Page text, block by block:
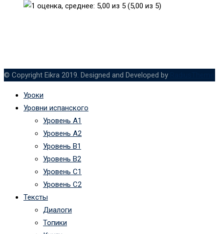
(5,00 из 5)
© Copyright Eikra 2019. Designed and Developed by
Уроки
Уровни испанского
Уровень А1
Уровень А2
Уровень B1
Уровень B2
Уровень C1
Уровень C2
Тексты
Диалоги
Топики